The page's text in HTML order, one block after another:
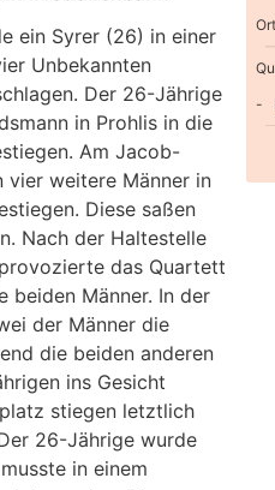
ein Syrer (26) in einer
Unbekannten
Der 26-Jährige
in Prohlis in die
Am Jacob-
vier weitere Männer in
Diese saßen
Nach der Haltestelle
das Quartett
beiden Männer. In der
der Männer die
die beiden anderen
ins Gesicht
stiegen letztlich
26-Jährige wurde
in einem
Ort